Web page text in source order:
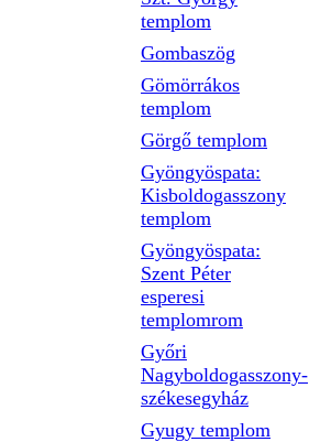
templom
Gombaszög
Gömörrákos
templom
Görgő templom
Gyöngyöspata:
Kisboldogasszony
templom
Gyöngyöspata:
Szent Péter
esperesi
templomrom
Győri
Nagyboldogasszony-
székesegyház
Gyugy templom